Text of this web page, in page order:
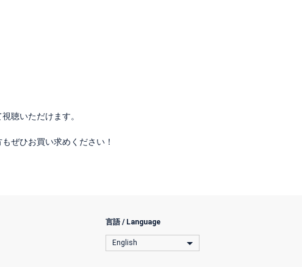
聴いただけます。
ぜひお買い求めください！
言語 / Language
English